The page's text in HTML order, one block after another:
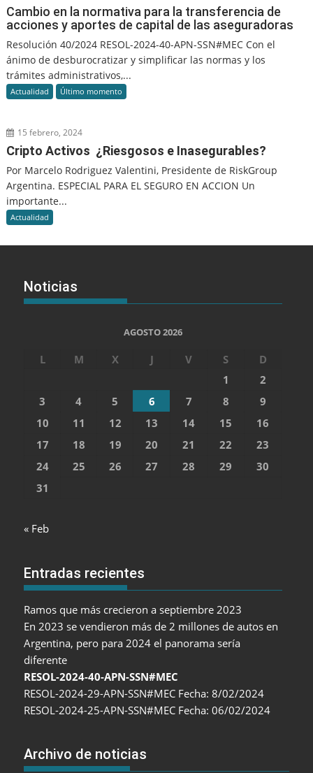
Cambio en la normativa para la transferencia de
acciones y aportes de capital de las aseguradoras
Resolución 40/2024 RESOL-2024-40-APN-SSN#MEC Con el
ánimo de desburocratizar y simplificar las normas y los
trámites administrativos,...
Actualidad Último momento
15 febrero, 2024
Cripto Activos ¿Riesgosos e Inasegurables?
Por Marcelo Rodriguez Valentini, Presidente de RiskGroup
Argentina. ESPECIAL PARA EL SEGURO EN ACCION Un
importante...
Actualidad
Noticias
AGOSTO 2026
L M X J V S
D
1
2
3
4 5 6 7 8
9
10
11 12 13 14 15
16
17
18 19 20 21 22
23
24
25 26 27 28 29
30
31
« Feb
Entradas recientes
Ramos que más crecieron a septiembre 2023
En 2023 se vendieron más de 2 millones de autos en
Argentina, pero para 2024 el panorama sería
diferente
RESOL-2024-40-APN-SSN#MEC
RESOL-2024-29-APN-SSN#MEC Fecha: 8/02/2024
RESOL-2024-25-APN-SSN#MEC Fecha: 06/02/2024
Archivo de noticias